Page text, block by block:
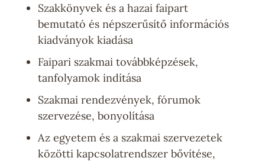
Szakkönyvek és a hazai faipart
bemutató és népszerűsítő információs
kiadványok kiadása
Faipari szakmai továbbképzések,
tanfolyamok indítása
Szakmai rendezvények, fórumok
szervezése, bonyolítása
Az egyetem és a szakmai szervezetek
közötti kapcsolatrendszer bővítése,